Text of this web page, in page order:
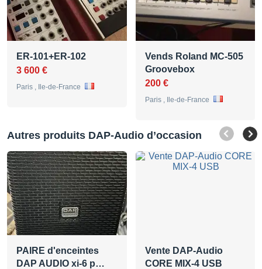
ER-101+ER-102
3 600 €
Paris , Ile-de-France
Vends Roland MC-505
Groovebox
200 €
Paris , Ile-de-France
Autres produits DAP-Audio d’occasion
PAIRE d'enceintes
DAP AUDIO xi-6 p…
Vente DAP-Audio
CORE MIX-4 USB